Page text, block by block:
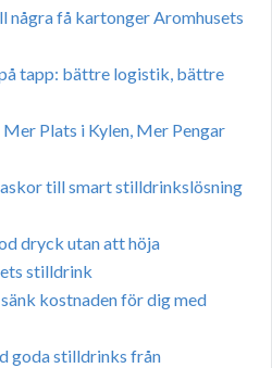
några få kartonger Aromhusets
tapp: bättre logistik, bättre
Plats i Kylen, Mer Pengar
till smart stilldrinkslösning
dryck utan att höja
stilldrink
kostnaden för dig med
goda stilldrinks från